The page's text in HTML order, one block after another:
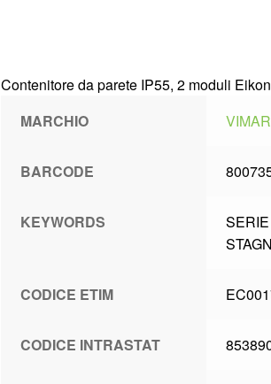
Contenitore da parete IP55, 2 moduli
MARCHIO
BARCODE
KEYWORDS
CODICE ETIM
CODICE INTRASTAT